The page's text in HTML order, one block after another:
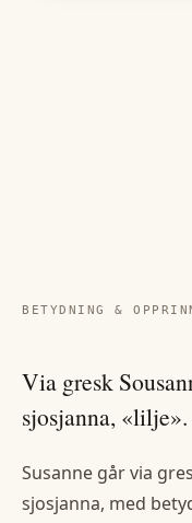
BETYDNING &
Via gresk
sjosjanna, «lilje».
Susanne går via
sjosjanna, med